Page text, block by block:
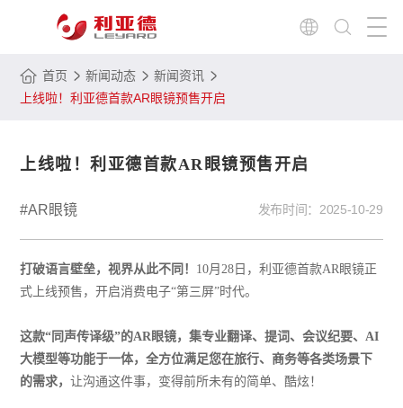
首页 新闻动态
新闻资讯
上线啦！利亚德首款AR眼镜预售开启
上线啦！利亚德首款AR眼镜预售开启
#AR眼镜 发布时间： 2025-10-29
打破语言壁垒，视界从此不同！ 10月28日，利亚德首款AR眼镜正
式上线预售，开启消费电子“第三屏”时代。
这款“同声传译级”的AR眼镜，集专业翻译、提词、会议纪要、AI
大模型等功能于一体，全方位满足您在旅行、商务等各类场景下
的需求，让沟通这件事，变得前所未有的简单、酷炫！